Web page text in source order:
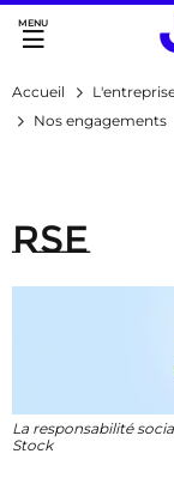
Accès direct :
Menu principal
Accueil
Nos engagements
RSE
La responsabilité
Stock